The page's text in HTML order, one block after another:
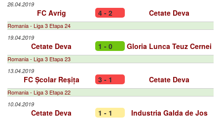
26.04.2019
FC Avrig 4 - 2 Cetate Deva
Romania - Liga 3 Etapa 24
19.04.2019
Cetate Deva 1 - 0 Gloria Lunca Teuz Cernei
Romania - Liga 3 Etapa 23
13.04.2019
FC Școlar Reșița 3 - 1 Cetate Deva
Romania - Liga 3 Etapa 22
10.04.2019
Cetate Deva 1 - 1 Industria Galda de Jos